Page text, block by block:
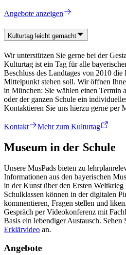
Angebote anzeigen
Kulturtag leicht gemacht
Wir unterstützen Sie gerne bei der
Kulturtag ist ein Tag für alle
Beschluss des Landtages von 2010
Mittelpunkt stehen soll. Wir öffnen
in München: Sie wählen einen Termin
oder der ganzen Schule ein
Kontaktieren Sie uns hierzu gerne per
Kontakt Mehr zum Kulturtag
Museum in der Schule
Unsere MusPads bieten zu
Informationen aus den bayerischen
in der Kunst über den Ersten
Schulklassen können in der digitalen
kommentieren, Fragen stellen und
Gespräch per Videokonferenz mit
Basis ein lebendiger Austausch. Sehen
Erklärvideo an.
Angebote